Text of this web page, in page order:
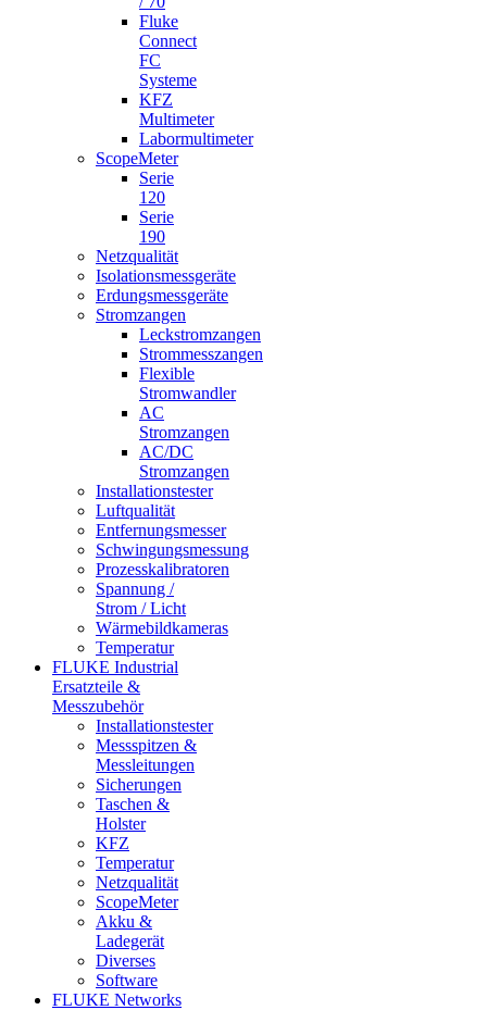
Fluke
Connect
FC
Systeme
KFZ
Multimeter
Labormultimeter
ScopeMeter
Serie
120
Serie
190
Netzqualität
Isolationsmessgeräte
Erdungsmessgeräte
Stromzangen
Leckstromzangen
Strommesszangen
Flexible
Stromwandler
AC
Stromzangen
AC/DC
Stromzangen
Installationstester
Luftqualität
Entfernungsmesser
Schwingungsmessung
Prozesskalibratoren
Spannung /
Strom / Licht
Wärmebildkameras
Temperatur
FLUKE Industrial
Ersatzteile &
Messzubehör
Installationstester
Messspitzen &
Messleitungen
Sicherungen
Taschen &
Holster
KFZ
Temperatur
Netzqualität
ScopeMeter
Akku &
Ladegerät
Diverses
Software
FLUKE Networks